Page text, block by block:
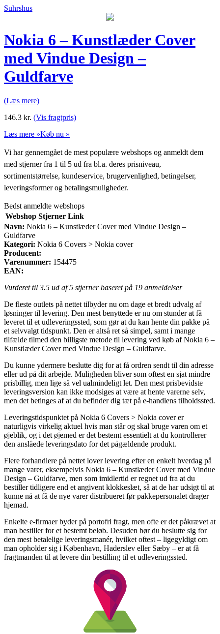
Suhrshus
Nokia 6 – Kunstlæder Cover
med Vindue Design –
Guldfarve
(Læs mere)
146.3 kr. (Vis fragtpris)
Læs mere »Køb nu »
Vi har gennemgået de mest populære webshops og anmeldt dem
med stjerner fra 1 til 5 ud fra bl.a. deres prisniveau,
sortimentstørrelse, kundeservice, brugervenlighed, betingelser,
leveringsformer og betalingsmuligheder.
Bedst anmeldte webshops
Webshop Stjerner Link
Navn: Nokia 6 – Kunstlæder Cover med Vindue Design –
Guldfarve
Kategori: Nokia 6 Covers > Nokia cover
Producent:
Varenummer: 154475
EAN:
Vurderet til 3.5 ud af 5 stjerner baseret på 19 anmeldelser
De fleste outlets på nettet tilbyder nu om dage et bredt udvalg af
løsninger til levering. Den mest benyttede er nu om stunder at få
leveret til et udleveringssted, som gør at du kan hente din pakke på
et selvvalgt tidspunkt. Den er altså ret så simpel, samt i mange
tilfælde tilmed den billigste metode til levering ved køb af Nokia 6 –
Kunstlæder Cover med Vindue Design – Guldfarve.
Du kunne ydermere beslutte dig for at få ordren sendt til din adresse
eller ud på dit arbejde. Muligheden bliver som oftest en sjat mindre
prisbillig, men lige så vel ualmindeligt let. Den mest prisbevidste
leveringsversion kan ikke modsiges at være at hente varerne selv,
men det betinges af at du befinder dig tæt på e-handlens tilholdssted.
Leveringstidspunktet på Nokia 6 Covers > Nokia cover er
naturligvis virkelig aktuel hvis man står og skal bruge varen om et
øjeblik, og i det øjemed er det bestemt essentielt at du kontrollerer
den anslåede leveringsdato for det pågældende produkt.
Flere forhandlere på nettet lover levering efter en enkelt hverdag på
mange varer, eksempelvis Nokia 6 – Kunstlæder Cover med Vindue
Design – Guldfarve, men som imidlertid er regnet ud fra at du
bestiller tidligere end et angivent klokkeslæt, så at de har udsigt til at
kunne nå at få de nye varer distribueret før pakkepersonalet drager
hjemad.
Enkelte e-firmaer byder på portofri fragt, men ofte er det påkrævet at
man bestiller for et bestemt beløb. Desuden bør du beslutte sig for
den mest betalelige leveringsmanér, hvilket oftest – ligegyldigt om
man opholder sig i København, Haderslev eller Sæby – er at få
fragtmanden til at levere din bestilling til et udleveringssted.